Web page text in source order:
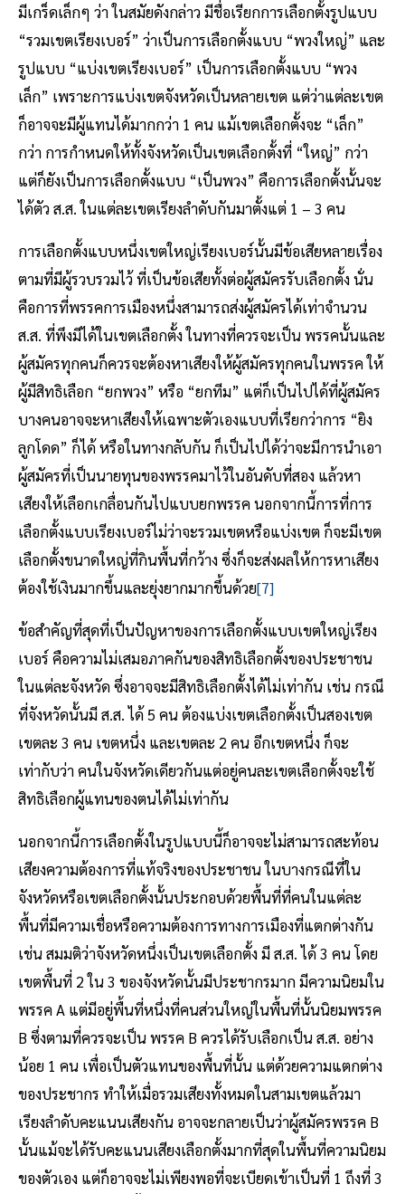
มีเกร็ดเล็กๆ ว่า ในสมัยดังกล่าว มีชื่อเรียกการเลือกตั้งรูปแบบ
“รวมเขตเรียงเบอร์” ว่าเป็นการเลือกตั้งแบบ “พวงใหญ่” และ
รูปแบบ “แบ่งเขตเรียงเบอร์” เป็นการเลือกตั้งแบบ “พวง
เล็ก” เพราะการแบ่งเขตจังหวัดเป็นหลายเขต แต่ว่าแต่ละเขต
ก็อาจจะมีผู้แทนได้มากกว่า 1 คน แม้เขตเลือกตั้งจะ “เล็ก”
กว่า การกำหนดให้ทั้งจังหวัดเป็นเขตเลือกตั้งที่ “ใหญ่” กว่า
แต่ก็ยังเป็นการเลือกตั้งแบบ “เป็นพวง” คือการเลือกตั้งนั้นจะ
ได้ตัว ส.ส. ในแต่ละเขตเรียงลำดับกันมาตั้งแต่ 1 – 3 คน
การเลือกตั้งแบบหนึ่งเขตใหญ่เรียงเบอร์นั้นมีข้อเสียหลายเรื่อง
ตามที่มีผู้รวบรวมไว้ ที่เป็นข้อเสียทั้งต่อผู้สมัครรับเลือกตั้ง นั่น
คือการที่พรรคการเมืองหนึ่งสามารถส่งผู้สมัครได้เท่าจำนวน
ส.ส. ที่พึงมีได้ในเขตเลือกตั้ง ในทางที่ควรจะเป็น พรรคนั้นและ
ผู้สมัครทุกคนก็ควรจะต้องหาเสียงให้ผู้สมัครทุกคนในพรรค ให้
ผู้มีสิทธิเลือก “ยกพวง” หรือ “ยกทีม” แต่ก็เป็นไปได้ที่ผู้สมัคร
บางคนอาจจะหาเสียงให้เฉพาะตัวเองแบบที่เรียกว่าการ “ยิง
ลูกโดด” ก็ได้ หรือในทางกลับกัน ก็เป็นไปได้ว่าจะมีการนำเอา
ผู้สมัครที่เป็นนายทุนของพรรคมาไว้ในอันดับที่สอง แล้วหา
เสียงให้เลือกเกลื่อนกันไปแบบยกพรรค นอกจากนี้การที่การ
เลือกตั้งแบบเรียงเบอร์ไม่ว่าจะรวมเขตหรือแบ่งเขต ก็จะมีเขต
เลือกตั้งขนาดใหญ่ที่กินพื้นที่กว้าง ซึ่งก็จะส่งผลให้การหาเสียง
ต้องใช้เงินมากขึ้นและยุ่งยากมากขึ้นด้วย[7]
ข้อสำคัญที่สุดที่เป็นปัญหาของการเลือกตั้งแบบเขตใหญ่เรียง
เบอร์ คือความไม่เสมอภาคกันของสิทธิเลือกตั้งของประชาชน
ในแต่ละจังหวัด ซึ่งอาจจะมีสิทธิเลือกตั้งได้ไม่เท่ากัน เช่น กรณี
ที่จังหวัดนั้นมี ส.ส. ได้ 5 คน ต้องแบ่งเขตเลือกตั้งเป็นสองเขต
เขตละ 3 คน เขตหนึ่ง และเขตละ 2 คน อีกเขตหนึ่ง ก็จะ
เท่ากับว่า คนในจังหวัดเดียวกันแต่อยู่คนละเขตเลือกตั้งจะใช้
สิทธิเลือกผู้แทนของตนได้ไม่เท่ากัน
นอกจากนี้การเลือกตั้งในรูปแบบนี้ก็อาจจะไม่สามารถสะท้อน
เสียงความต้องการที่แท้จริงของประชาชน ในบางกรณีที่ใน
จังหวัดหรือเขตเลือกตั้งนั้นประกอบด้วยพื้นที่ที่คนในแต่ละ
พื้นที่มีความเชื่อหรือความต้องการทางการเมืองที่แตกต่างกัน
เช่น สมมติว่าจังหวัดหนึ่งเป็นเขตเลือกตั้ง มี ส.ส. ได้ 3 คน โดย
เขตพื้นที่ 2 ใน 3 ของจังหวัดนั้นมีประชากรมาก มีความนิยมใน
พรรค A แต่มีอยู่พื้นที่หนึ่งที่คนส่วนใหญ่ในพื้นที่นั้นนิยมพรรค
B ซึ่งตามที่ควรจะเป็น พรรค B ควรได้รับเลือกเป็น ส.ส. อย่าง
น้อย 1 คน เพื่อเป็นตัวแทนของพื้นที่นั้น แต่ด้วยความแตกต่าง
ของประชากร ทำให้เมื่อรวมเสียงทั้งหมดในสามเขตแล้วมา
เรียงลำดับคะแนนเสียงกัน อาจจะกลายเป็นว่าผู้สมัครพรรค B
นั้นแม้จะได้รับคะแนนเสียงเลือกตั้งมากที่สุดในพื้นที่ความนิยม
ของตัวเอง แต่ก็อาจจะไม่เพียงพอที่จะเบียดเข้าเป็นที่ 1 ถึงที่ 3